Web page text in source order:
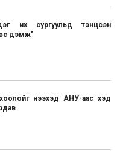
их сургуульд тэнцсэн
дэмж"
нээхэд АНУ-аас хэд